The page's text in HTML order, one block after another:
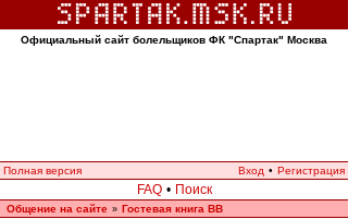
Официальный сайт болельщиков ФК "Спартак" Москва
Полная версия Вход • Регистрация
FAQ • Поиск
Общение на сайте » Гостевая книга ВВ